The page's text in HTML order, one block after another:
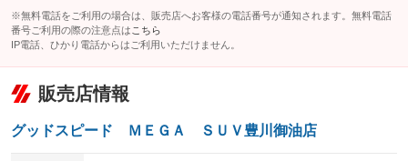
※無料電話をご利用の場合は、販売店へお客様の電話番号が通知されます。無料電話
番号ご利用の際の注意点は こちら
IP電話、ひかり電話からはご利用いただけません。
販売店情報
グッドスピード ＭＥＧＡ ＳＵＶ豊川御油店